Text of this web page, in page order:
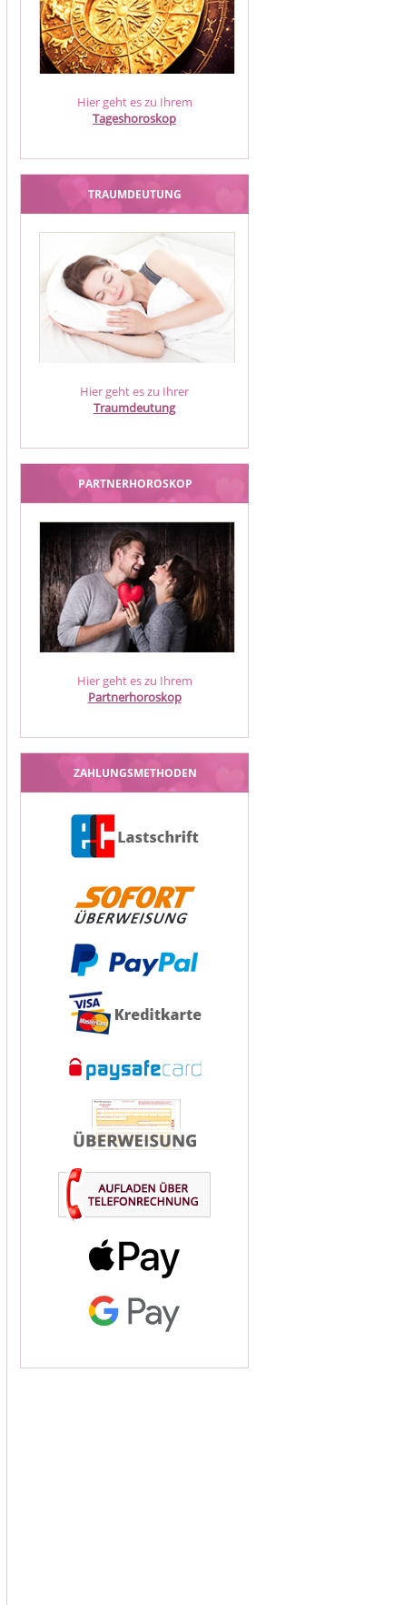
Hier geht es zu Ihrem
Tageshoroskop
TRAUMDEUTUNG
Hier geht es zu Ihrer
Traumdeutung
PARTNERHOROSKOP
Hier geht es zu Ihrem
Partnerhoroskop
ZAHLUNGSMETHODEN